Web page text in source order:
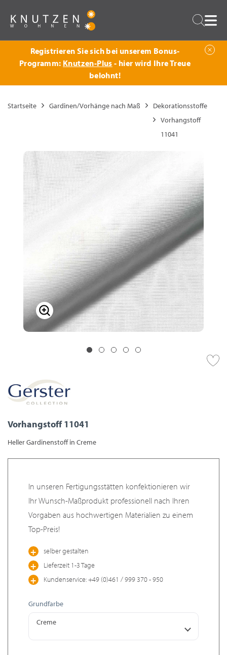
Zurück
Registrieren Sie sich bei unserem Bonus-
Programm: Knutzen-Plus - hier wird Ihre Treue
belohnt!
Startseite Gardinen/Vorhänge nach Maß
Dekorationsstoffe
Vorhangstoff
11041
Vorhangstoff 11041
Heller Gardinenstoff in Creme
In unseren Fertigungsstätten konfektionieren wir
Ihr Wunsch-Maßprodukt professionell nach Ihren
Vorgaben aus hochwertigen Materialien zu einem
Top-Preis!
selber gestalten
Lieferzeit 1-3 Tage
Kundenservice: +49 (0)461 / 999 370 - 950
Grundfarbe
Creme